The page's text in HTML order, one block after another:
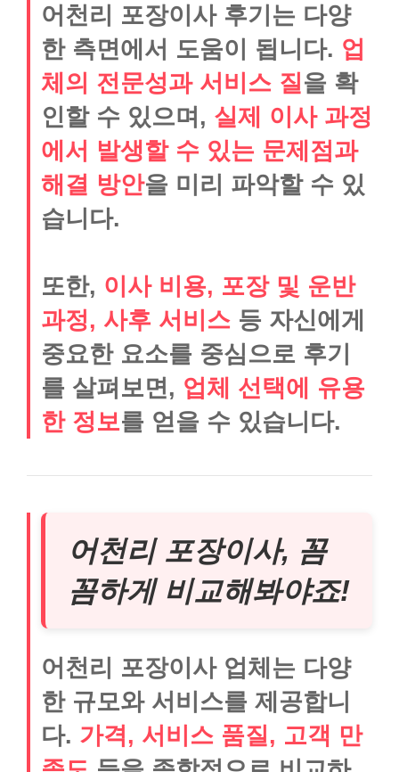
어천리 포장이사 후기는 다양
한 측면에서 도움이 됩니다. 업
체의 전문성과 서비스 질을 확
인할 수 있으며, 실제 이사 과정
에서 발생할 수 있는 문제점과
해결 방안을 미리 파악할 수 있
습니다.
또한, 이사 비용, 포장 및 운반
과정, 사후 서비스 등 자신에게
중요한 요소를 중심으로 후기
를 살펴보면, 업체 선택에 유용
한 정보를 얻을 수 있습니다.
어천리 포장이사, 꼼
꼼하게 비교해봐야죠!
어천리 포장이사 업체는 다양
한 규모와 서비스를 제공합니
다. 가격, 서비스 품질, 고객 만